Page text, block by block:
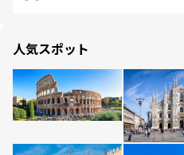
人気スポット